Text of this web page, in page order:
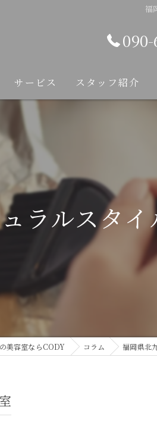
福
サービス
カット
カラー
縮毛矯正
トリートメント
スタッフ紹介
ラルスタ
美容室ならCODY コラム 福岡県北